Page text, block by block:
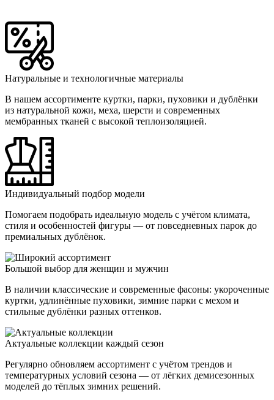
Натуральные и технологичные материалы
В нашем ассортименте куртки, парки, пуховики и дублёнки
из натуральной кожи, меха, шерсти и современных
мембранных тканей с высокой теплоизоляцией.
Индивидуальный подбор модели
Помогаем подобрать идеальную модель с учётом климата,
стиля и особенностей фигуры — от повседневных парок до
премиальных дублёнок.
Большой выбор для женщин и мужчин
В наличии классические и современные фасоны: укороченные
куртки, удлинённые пуховики, зимние парки с мехом и
стильные дублёнки разных оттенков.
Актуальные коллекции каждый сезон
Регулярно обновляем ассортимент с учётом трендов и
температурных условий сезона — от лёгких демисезонных
моделей до тёплых зимних решений.